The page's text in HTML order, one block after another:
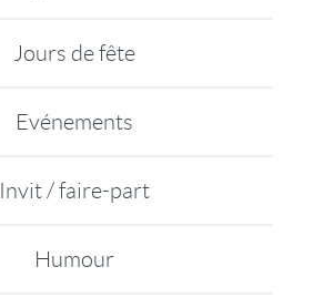
Jours de fête
Evénements
Invit / faire-part
Humour